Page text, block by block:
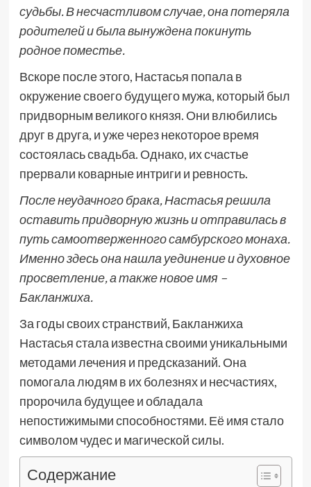
судьбы. В несчастливом случае, она потеряла
родителей и была вынуждена покинуть
родное поместье.
Вскоре после этого, Настасья попала в
окружение своего будущего мужа, который был
придворным великого князя. Они влюбились
друг в друга, и уже через некоторое время
состоялась свадьба. Однако, их счастье
прервали коварные интриги и ревность.
После неудачного брака, Настасья решила
оставить придворную жизнь и отправилась в
путь самоотверженного самбурского монаха.
Именно здесь она нашла уединение и духовное
просветление, а также новое имя –
Бакланжиха.
За годы своих странствий, Бакланжиха
Настасья стала известна своими уникальными
методами лечения и предсказаний. Она
помогала людям в их болезнях и несчастиях,
пророчила будущее и обладала
непостижимыми способностями. Её имя стало
символом чудес и магической силы.
Содержание